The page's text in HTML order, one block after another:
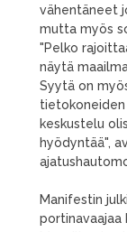
vähentäneet
mutta myös
"Pelko
näytä
Syytä on
tietokoneiden
keskustelu
hyödyntää",
Manifestin
portinavaajaa